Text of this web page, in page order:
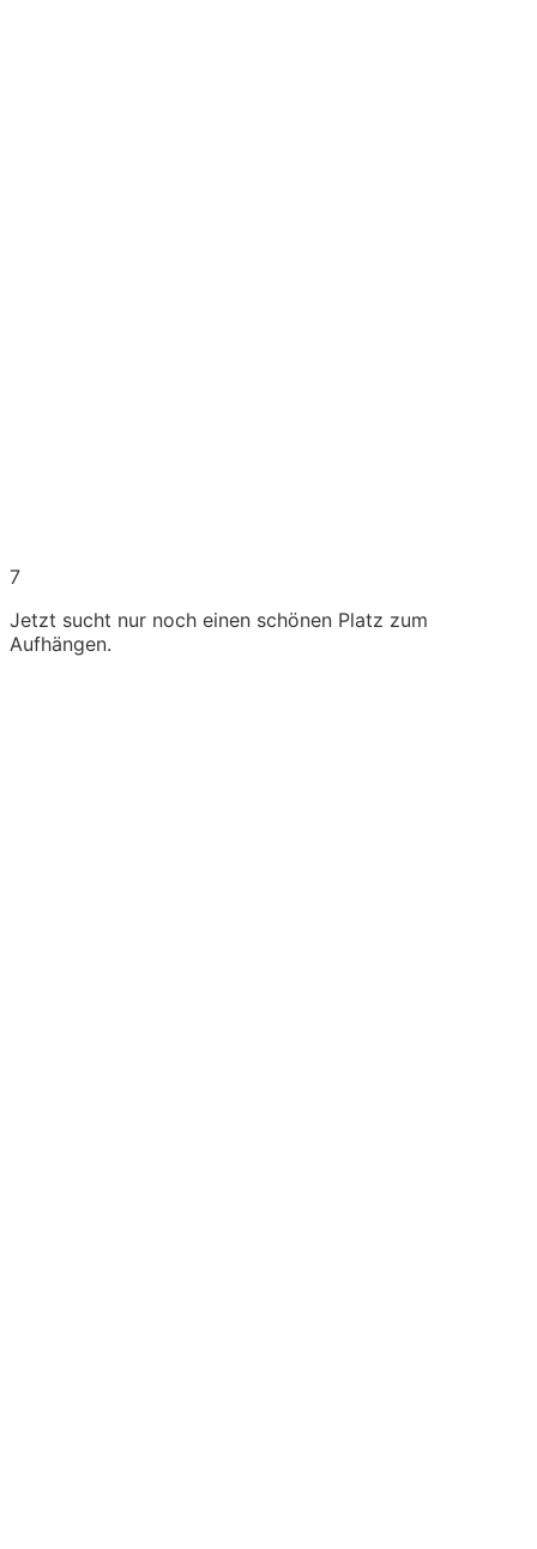
7
Jetzt sucht nur noch einen schönen Platz zum
Aufhängen.